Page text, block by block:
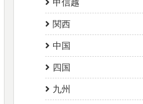
甲信越
関西
中国
四国
九州